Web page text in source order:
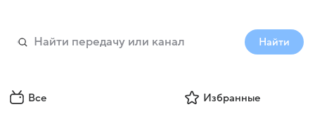
Найти
Все Избранные